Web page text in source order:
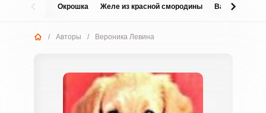
Окрошка Желе из красной смородины Варенье из
/ Авторы / Вероника Левина